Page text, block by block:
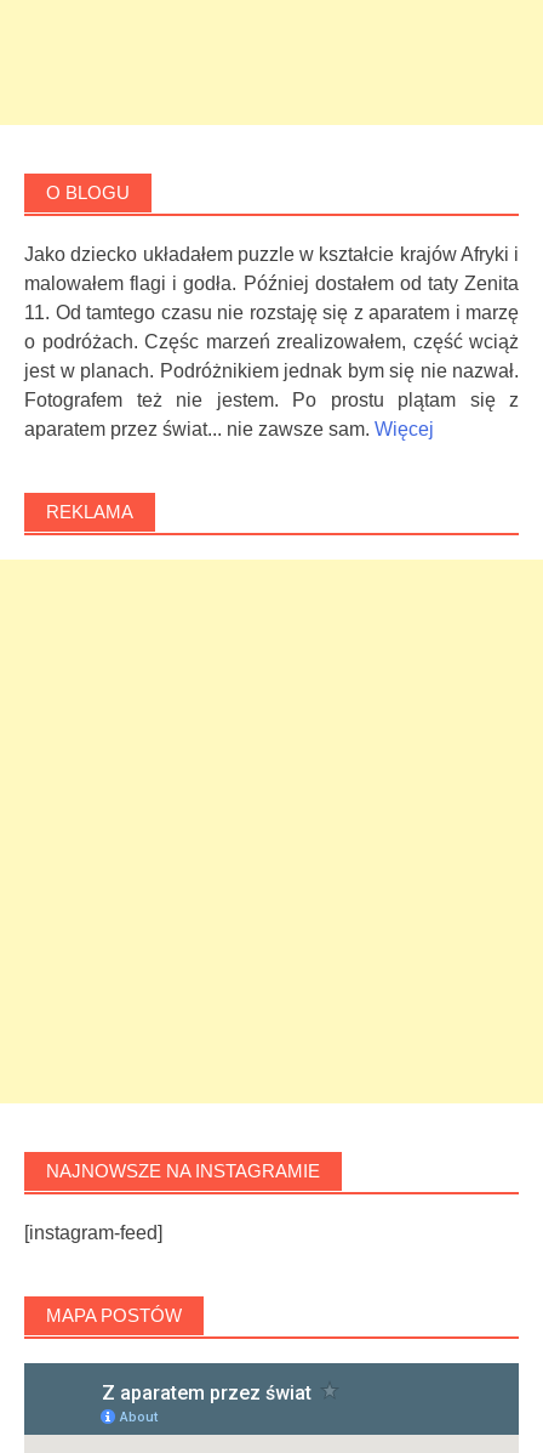
O BLOGU
Jako dziecko układałem puzzle w kształcie krajów Afryki i
malowałem flagi i godła. Później dostałem od taty Zenita
11. Od tamtego czasu nie rozstaję się z aparatem i marzę
o podróżach. Częśc marzeń zrealizowałem, część wciąż
jest w planach. Podróżnikiem jednak bym się nie nazwał.
Fotografem też nie jestem. Po prostu plątam się z
aparatem przez świat... nie zawsze sam. Więcej
REKLAMA
NAJNOWSZE NA INSTAGRAMIE
[instagram-feed]
MAPA POSTÓW